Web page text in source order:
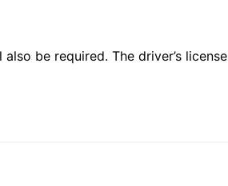
be required. The driver’s license